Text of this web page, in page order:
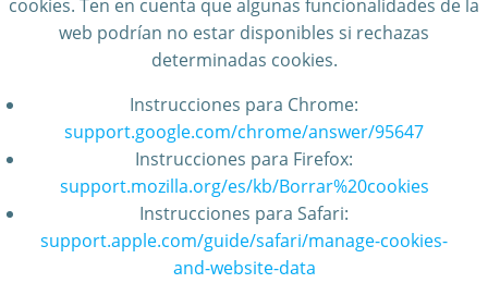
cookies. Ten en cuenta que algunas funcionalidades de la
web podrían no estar disponibles si rechazas
determinadas cookies.
Instrucciones para Chrome:
support.google.com/chrome/answer/95647
Instrucciones para Firefox:
support.mozilla.org/es/kb/Borrar%20cookies
Instrucciones para Safari:
support.apple.com/guide/safari/manage-cookies-
and-website-data